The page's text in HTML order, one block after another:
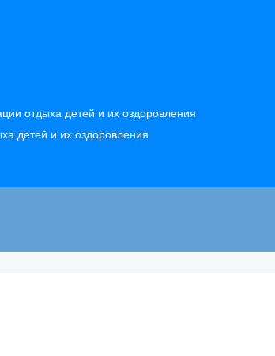
отдыха детей и их оздоровления
детей и их оздоровления